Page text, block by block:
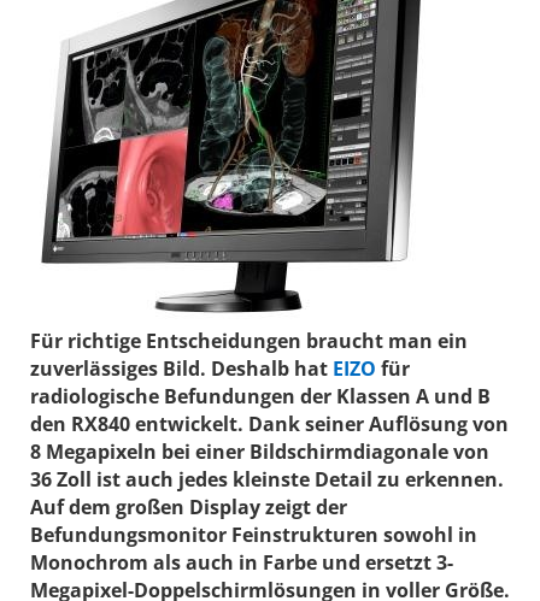
Für richtige Entscheidungen braucht man ein
zuverlässiges Bild. Deshalb hat EIZO für
radiologische Befundungen der Klassen A und B
den RX840 entwickelt. Dank seiner Auflösung von
8 Megapixeln bei einer Bildschirmdiagonale von
36 Zoll ist auch jedes kleinste Detail zu erkennen.
Auf dem großen Display zeigt der
Befundungsmonitor Feinstrukturen sowohl in
Monochrom als auch in Farbe und ersetzt 3-
Megapixel-Doppelschirmlösungen in voller Größe.